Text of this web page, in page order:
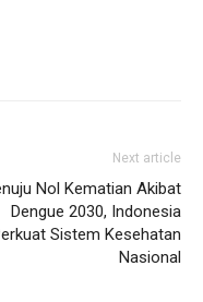
Next article
Nol Kematian Akibat
Dengue 2030, Indonesia
Sistem Kesehatan
Nasional